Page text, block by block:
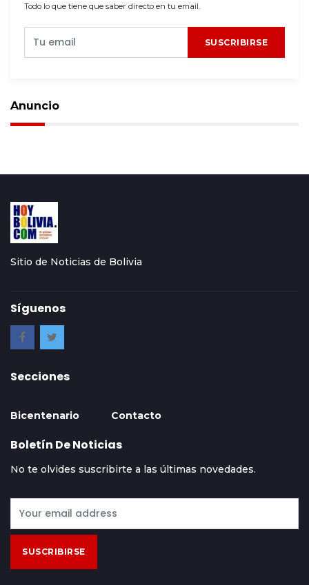
Todo lo que tiene que saber directo en tu email.
SUSCRIBIRSE
Anuncio
Sitio de Noticias de Bolivia
Síguenos
Secciones
Bicentenario Contacto
Boletín De Noticias
No te olvides suscribirte a las últimas novedades.
SUSCRIBIRSE